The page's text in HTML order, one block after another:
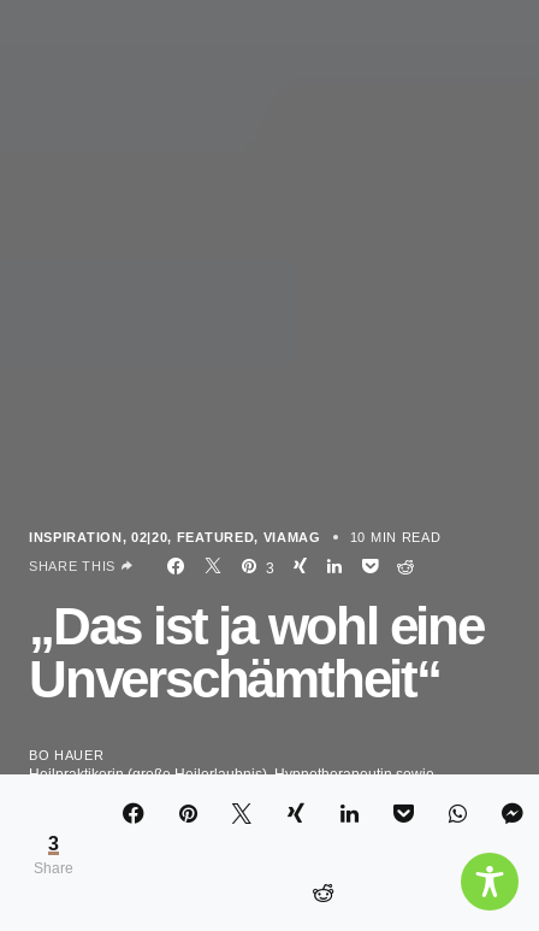
INSPIRATION 02|20 FEATURED VIAMAG 10 MIN READ
3
SHARE THIS
„Das ist ja wohl eine
Unverschämtheit“
BO HAUER
Heilpraktikerin (große Heilerlaubnis), Hypnotherapeutin sowie
3
Share